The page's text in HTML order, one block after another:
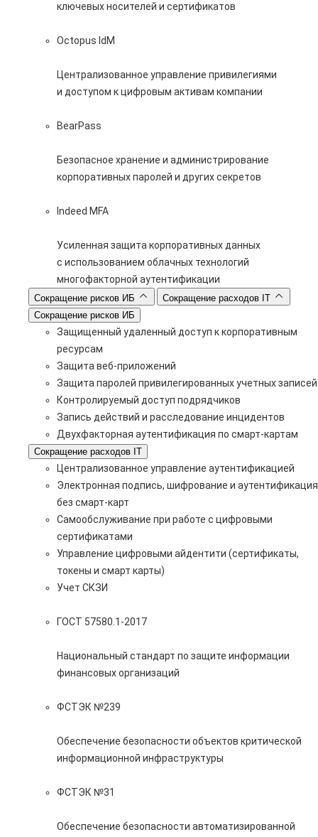
ключевых носителей и сертификатов
Octopus IdM
Централизованное управление привилегиями
и доступом к цифровым активам компании
BearPass
Безопасное хранение и администрирование
корпоративных паролей и других секретов
Indeed MFA
Усиленная защита корпоративных данных
с использованием облачных технологий
многофакторной аутентификации
Сокращение рисков ИБ
Сокращение расходов IT
Сокращение рисков ИБ
Защищенный удаленный доступ к корпоративным
ресурсам
Защита веб-приложений
Защита паролей привилегированных учетных записей
Контролируемый доступ подрядчиков
Запись действий и расследование инцидентов
Двухфакторная аутентификация по смарт-картам
Сокращение расходов IT
Централизованное управление аутентификацией
Электронная подпись, шифрование и аутентификация
без смарт-карт
Самообслуживание при работе с цифровыми
сертификатами
Управление цифровыми айдентити (сертификаты,
токены и смарт карты)
Учет СКЗИ
ГОСТ 57580.1-2017
Национальный стандарт по защите информации
финансовых организаций
ФСТЭК №239
Обеспечение безопасности объектов критической
информационной инфраструктуры
ФСТЭК №31
Обеспечение безопасности автоматизированной